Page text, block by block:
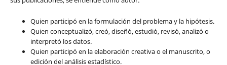
Quien participó en la formulación del problema y la hipótesis.
Quien conceptualizó, creó, diseñó, estudió, revisó, analizó o
interpretó los datos.
Quien participó en la elaboración creativa o el manuscrito, o
edición del análisis estadístico.